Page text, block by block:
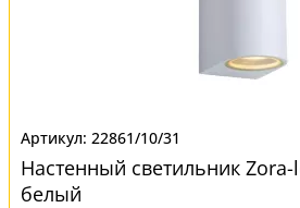
22861/10/31
Настенный светильник
белый